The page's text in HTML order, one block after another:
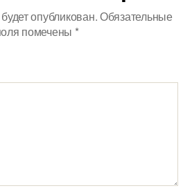
опубликован.Обязательные
помечены *